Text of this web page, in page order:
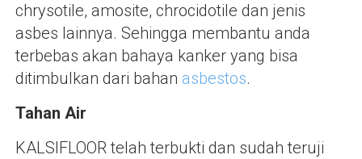
chrysotile, amosite, chrocidotile dan jenis
asbes lainnya. Sehingga membantu anda
terbebas akan bahaya kanker yang bisa
ditimbulkan dari bahan asbestos.
Tahan Air
KALSIFLOOR telah terbukti dan sudah teruji